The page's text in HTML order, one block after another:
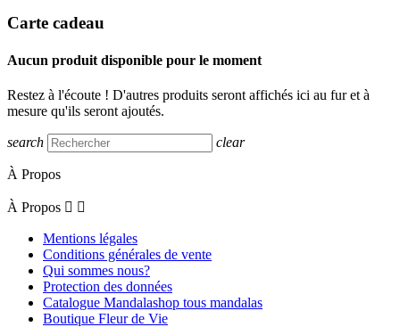
Carte cadeau
Aucun produit disponible pour le moment
Restez à l'écoute ! D'autres produits seront affichés ici au fur et à
mesure qu'ils seront ajoutés.
search clear
À Propos
À Propos  
Mentions légales
Conditions générales de vente
Qui sommes nous?
Protection des données
Catalogue Mandalashop tous mandalas
Boutique Fleur de Vie